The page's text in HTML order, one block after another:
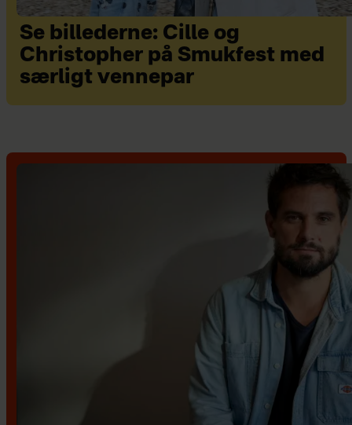
Se billederne: Cille og
Christopher på Smukfest med
særligt vennepar